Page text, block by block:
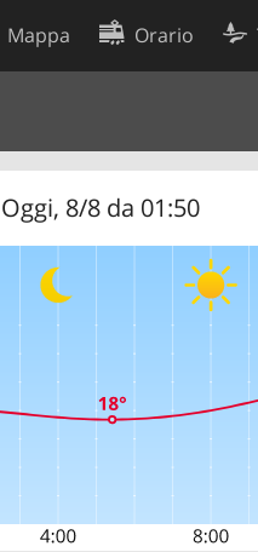
Mappa Orario
Oggi, 8/8 da 01:50